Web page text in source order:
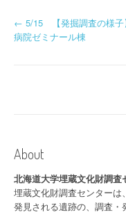
投
ー
シ
ョ
← 5/15 【発掘調査の様子
病院ゼミナール棟
About
北海道大学埋蔵文化財調査
埋蔵文化財調査センター
発見される遺跡の、調査